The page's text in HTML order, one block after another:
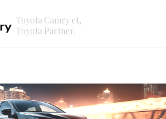
Toyota Camry et,
Toyota Partner.